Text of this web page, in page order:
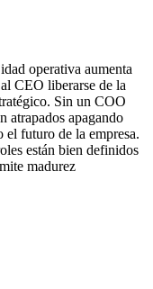
operativa aumenta
CEO liberarse de la
Sin un COO
atrapados apagando
el futuro de la empresa.
están bien definidos
madurez